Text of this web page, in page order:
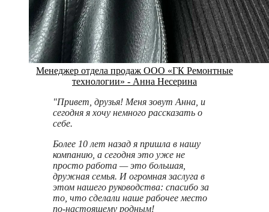
Менеджер отдела продаж ООО «ГК Ремонтные
технологии» - Анна Несерина
"Привет, друзья! Меня зовут Анна, и
сегодня я хочу немного рассказать о
себе.
Более 10 лет назад я пришла в нашу
компанию, а сегодня это уже не
просто работа — это большая,
дружная семья. И огромная заслуга в
этом нашего руководства: спасибо за
то, что сделали наше рабочее место
по‑настоящему родным!